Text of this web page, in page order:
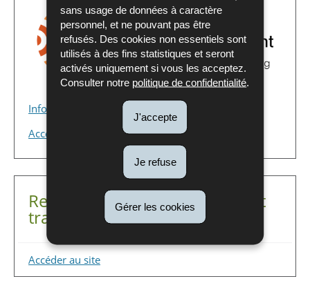
sans usage de données à caractère
personnel, et ne pouvant pas être
refusés. Des cookies non essentiels sont
utilisés à des fins statistiques et seront
activés uniquement si vous les acceptez.
Consulter notre politique de confidentialité
J'accepte
Je refuse
Gérer les cookies
Informations pour les utilisateurs d'e_RA
Accéder à l'outil e_RA
Registre européen des rejets et
transferts de polluants
Accéder au site